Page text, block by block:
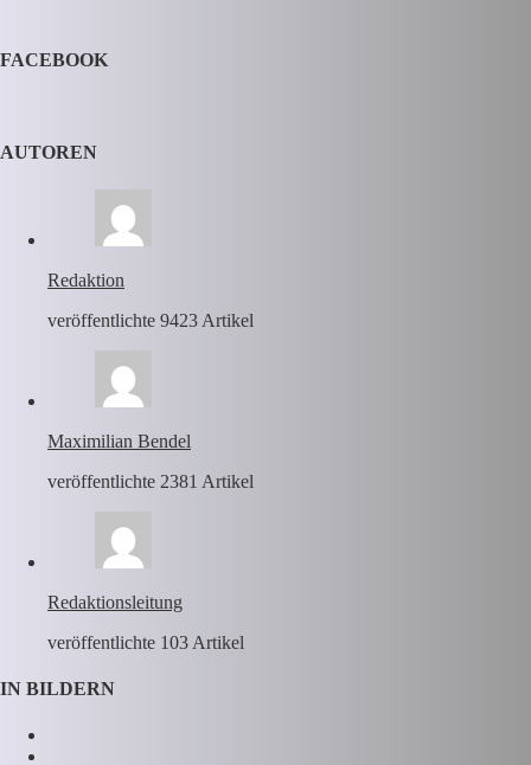
FACEBOOK
AUTOREN
Redaktion
veröffentlichte 9423 Artikel
Maximilian Bendel
veröffentlichte 2381 Artikel
Redaktionsleitung
veröffentlichte 103 Artikel
IN BILDERN